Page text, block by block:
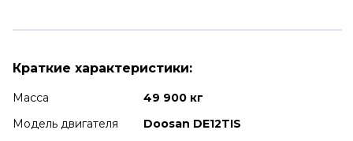
Краткие характеристики:
Масса
49 900 кг
Модель двигателя
Doosan DE12TIS